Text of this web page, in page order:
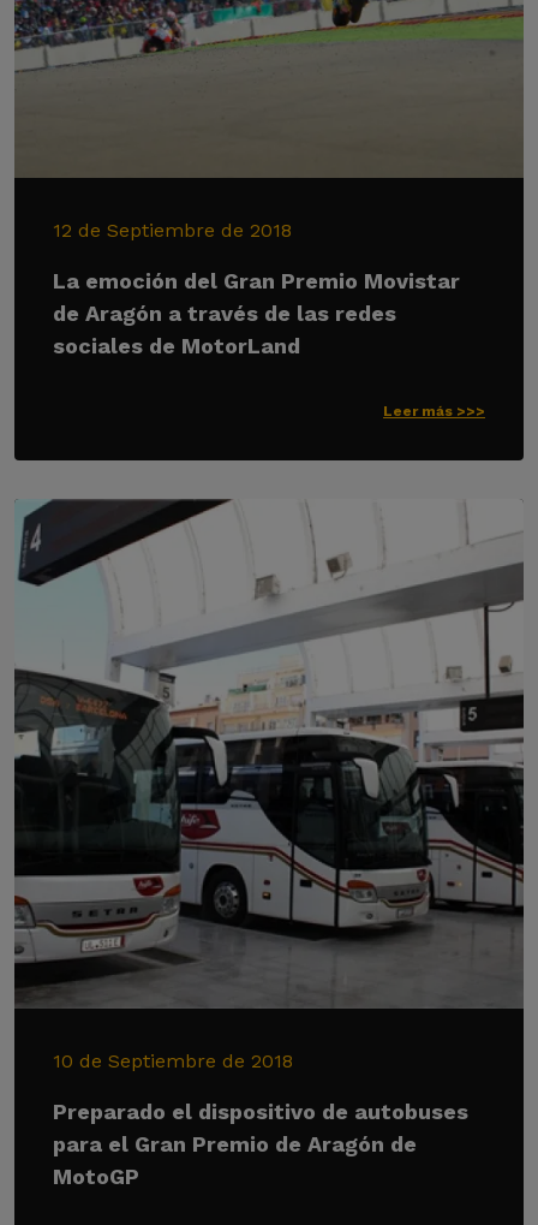
12 de Septiembre de 2018
La emoción del Gran Premio Movistar
de Aragón a través de las redes
sociales de MotorLand
Leer más >>>
10 de Septiembre de 2018
Preparado el dispositivo de autobuses
para el Gran Premio de Aragón de
MotoGP